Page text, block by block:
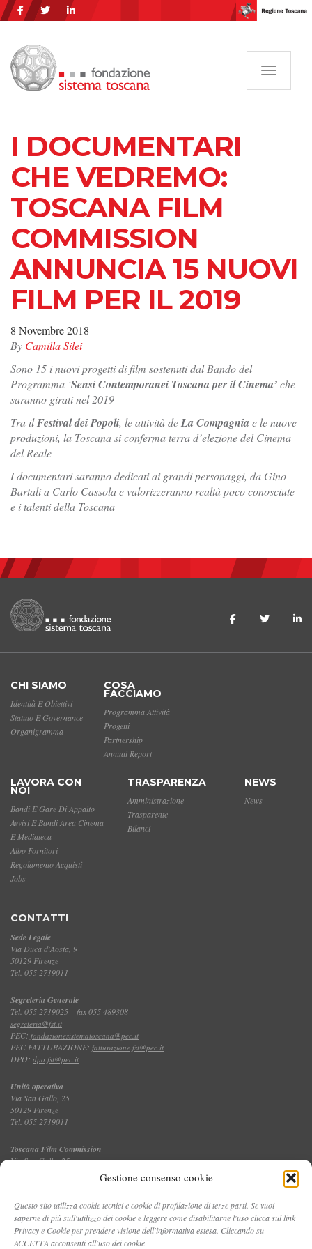
Gestione consenso cookie
Questo sito utilizza cookie tecnici e cookie di profilazione di terze parti. Se vuoi
saperne di più sull'utilizzo dei cookie e leggere come disabilitarne l'uso clicca sul link
Privacy e Cookie per prendere visione dell'informativa estesa. Cliccando su
ACCETTA acconsenti all'uso dei cookie
I DOCUMENTARI
CHE VEDREMO:
TOSCANA FILM
COMMISSION
ANNUNCIA 15 NUOVI
FILM PER IL 2019
8 Novembre 2018
By Camilla Silei
Sono 15 i nuovi progetti di film sostenuti dal Bando del
Programma ‘Sensi Contemporanei Toscana per il Cinema’che
saranno girati nel 2019
Tra ilFestival dei Popoli, le attività deLa Compagnia e le nuove
produzioni, la Toscana si conferma terra d’elezione del Cinema
del Reale
I documentari saranno dedicati ai grandi personaggi, da Gino
Bartali a Carlo Cassola e valorizzeranno realtà poco conosciute
e i talenti della Toscana
CHI SIAMO
Identità E Obiettivi
Statuto E Governance
Organigramma
COSA
FACCIAMO
Programma Attività
Progetti
Partnership
Annual Report
LAVORA CON
NOI
Bandi E Gare Di Appalto
Avvisi E Bandi Area Cinema
E Mediateca
Albo Fornitori
Regolamento Acquisti
Jobs
TRASPARENZA
Amministrazione
Trasparente
Bilanci
NEWS
News
CONTATTI
Sede Legale
Via Duca d'Aosta, 9
50129 Firenze
Tel. 055 2719011
Segreteria Generale
Tel. 055 2719025 – fax 055 489308
segreteria@fst.it
PEC: fondazionesistematoscana@pec.it
PEC FATTURAZIONE: fatturazione.fst@pec.it
DPO: dpo.fst@pec.it
Unità operativa
Via San Gallo, 25
50129 Firenze
Tel. 055 2719011
Toscana Film Commission
Via San Gallo, 25
Tel. 055 2719035 – fax 055 2719027
CONTATTI